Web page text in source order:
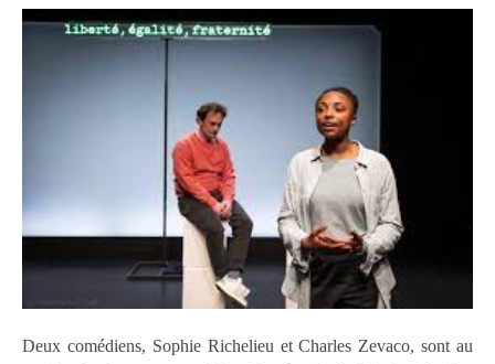
Deux comédiens, Sophie Richelieu et Charles Zevaco, sont au